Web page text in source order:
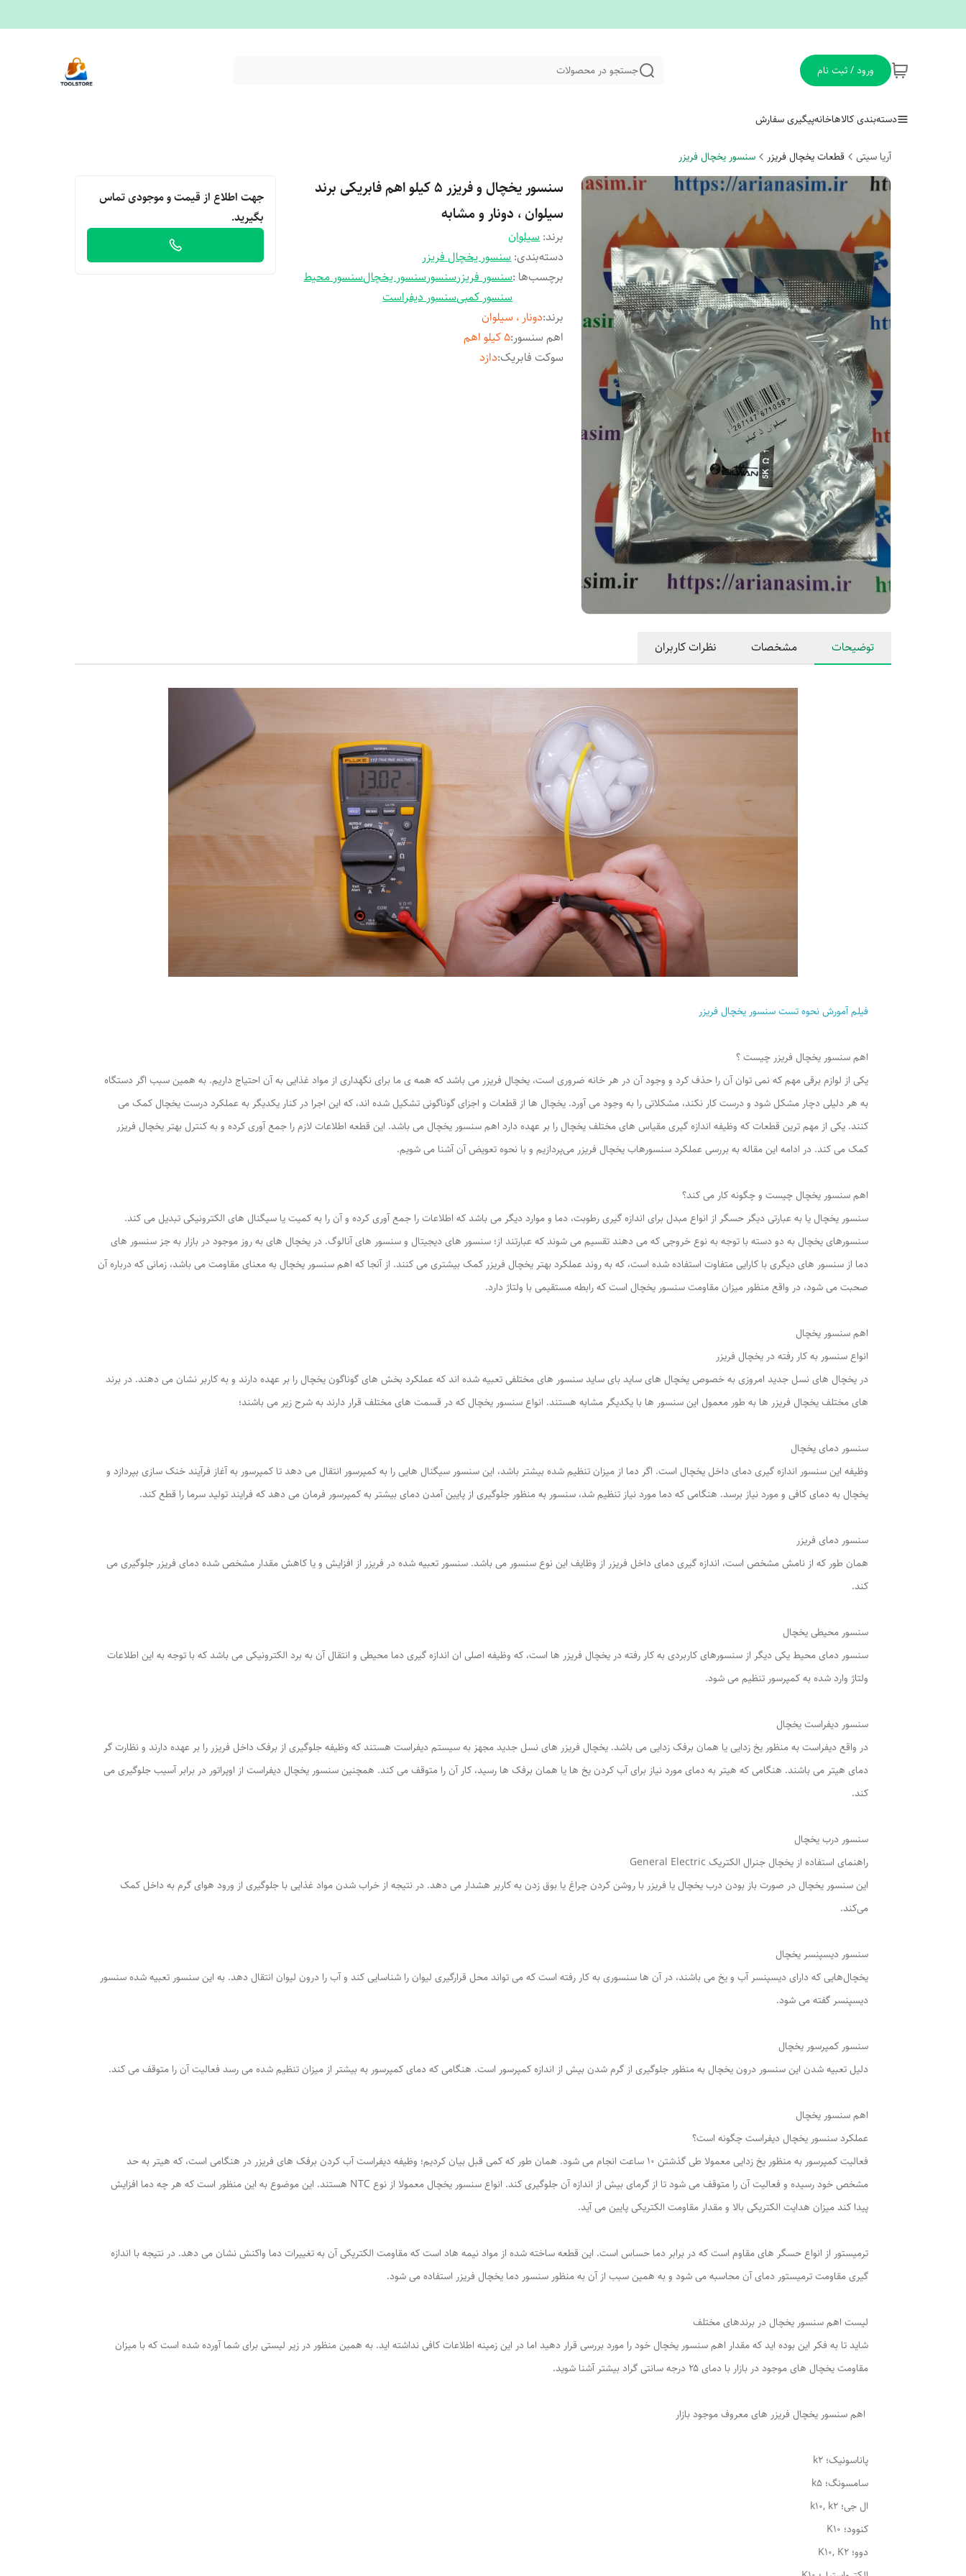
ورود / ثبت نام جستجو در محصولات
دسته‌بندی کالاهاخانهپیگیری سفارش
آریا سیتی قطعات یخچال فریزر سنسور یخچال فریزر
سنسور یخچال و فریزر 5 کیلو اهم فابریکی برند
سیلوان ، دونار و مشابه
برند:سیلوان
دسته‌بندی:سنسور یخچال فریزر
برچسب‌ها :سنسور فریزرسنسورسنسور یخچالسنسور محیط
سنسور کمبیسنسور دیفراست
برند:دونار ، سیلوان
اهم سنسور:5 کیلو اهم
سوکت فابریک:دازد
جهت اطلاع از قیمت و موجودی تماس
بگیرید.
توضیحات مشخصات نظرات کاربران
فیلم آمورش نحوه تست سنسور یخچال فریزر
اهم سنسور یخچال فریزر چیست ؟
یکی از لوازم برقی مهم که نمی توان آن را حذف کرد و وجود آن در هر خانه ضروری است، یخچال فریزر می باشد که همه ی ما برای نگهداری از مواد غذایی به آن احتیاج داریم. به همین سبب اگر دستگاه
به هر دلیلی دچار مشکل شود و درست کار نکند، مشکلاتی را به وجود می آورد. یخچال ها از قطعات و اجزای گوناگونی تشکیل شده اند، که این اجرا در کنار یکدیگر به عملکرد درست یخچال کمک می
کنند. یکی از مهم ترین قطعات که وظیفه اندازه گیری مقیاس های مختلف یخچال را بر عهده دارد اهم سنسور یخچال می باشد. این قطعه اطلاعات لازم را جمع آوری کرده و به کنترل بهتر یخچال فریزر
کمک می کند. در ادامه این مقاله به بررسی عملکرد سنسورهاب یخچال فریزر می‌پردازیم و با نحوه تعویض آن آشنا می شویم.
اهم سنسور یخچال چیست و چگونه کار می کند؟
سنسور یخچال یا به عبارتی دیگر حسگر از انواع مبدل برای اندازه گیری رطوبت، دما و موارد دیگر می باشد که اطلاعات را جمع آوری کرده و آن را به کمیت یا سیگنال های الکترونیکی تبدیل می کند.
سنسورهای یخچال به دو دسته با توجه به‌ نوع خروجی که می دهند تقسیم می شوند که عبارتند از؛ سنسور های دیجیتال و سنسور های آنالوگ. در یخچال های به روز موجود در بازار به جز سنسور های
دما از سنسور های دیگری با کارایی متفاوت استفاده شده است، که به روند عملکرد بهتر یخچال فریزر کمک بیشتری می کنند. از آنجا که اهم سنسور یخچال به معنای مقاومت می باشد، زمانی که درباره آن
صحبت می شود، در واقع منظور میزان مقاومت سنسور یخچال است که رابطه مستقیمی با ولتاژ دارد.
اهم سنسور یخچال
انواع سنسور به کار رفته در یخچال فریزر
در یخچال های نسل جدید امروزی به خصوص یخچال های ساید بای ساید سنسور های مختلفی تعبیه شده اند که عملکرد بخش های گوناگون یخچال را بر عهده دارند و به کاربر نشان می دهند. در برند
های مختلف یخچال فریزر ها به طور معمول این سنسور ها با یکدیگر مشابه هستند. انواع سنسور یخچال که در قسمت های مختلف قرار دارند به شرح زیر می باشند؛
سنسور دمای یخچال
وظیفه این سنسور اندازه گیری دمای داخل یخچال است. اگر دما از میزان تنظیم شده بیشتر باشد، این سنسور سیگنال هایی را به کمپرسور انتقال می دهد تا کمپرسور به آغاز فرآیند خنک سازی بپردازد و
یخچال به دمای کافی و مورد نیاز برسد. هنگامی که دما مورد نیاز تنظیم شد، سنسور به منظور جلوگیری از پایین آمدن دمای بیشتر به کمپرسور فرمان می دهد که فرایند تولید سرما را قطع کند.
سنسور دمای فریزر
همان طور که از نامش مشخص است، اندازه گیری دمای داخل فریزر از وظایف این نوع سنسور می باشد. سنسور تعبیه شده در فریزر از افزایش و یا کاهش مقدار مشخص شده دمای فریزر جلوگیری می
کند.
سنسور محیطی یخچال
سنسور دمای محیط یکی دیگر از سنسورهای کاربردی به کار رفته در یخچال فریزر ها است، که وظیفه اصلی ان اندازه گیری دما محیطی و انتقال آن به برد الکترونیکی می باشد که با توجه به این اطلاعات
ولتاژ وارد شده به کمپرسور تنظیم می شود.
سنسور دیفراست یخچال
در واقع دیفراست به منظور یخ زدایی یا همان برفک زدایی می باشد. یخچال فریزر های نسل جدید مجهز به سیستم دیفراست هستند که وظیفه جلوگیری از برفک داخل فریزر را بر عهده دارند و نظارت گر
دمای هیتر می باشند. هنگامی که هیتر به دمای مورد نیاز برای آب کردن یخ ها یا همان برفک ها رسید، کار آن را متوقف می کند. همچنین سنسور یخچال دیفراست از اوپراتور در برابر آسیب جلوگیری می
کند.
سنسور درب یخچال
راهنمای استفاده از یخچال جنرال الکتریک General Electric
این سنسور یخچال در صورت باز بودن درب یخچال یا فریزر با روشن کردن چراغ یا بوق زدن به کاربر هشدار می دهد. در نتیجه از خراب شدن مواد غذایی با جلوگیری از ورود هوای گرم به داخل کمک
می‌کند.
سنسور دیسپنسر یخچال
یخچال‌هایی که دارای دیسپنسر آب و یخ می باشند، در آن ها سنسوری به کار رفته است که می تواند محل قرارگیری لیوان را شناسایی کند و آب را درون لیوان انتقال دهد. به این سنسور تعبیه شده سنسور
دیسپنسر گفته می شود.
سنسور کمپرسور یخچال
دلیل تعبیه شدن این سنسور درون یخچال به منظور جلوگیری از گرم شدن بیش از اندازه کمپرسور است. هنگامی که دمای کمپرسور به بیشتر از میزان تنظیم شده می رسد فعالیت آن را متوقف می کند.
اهم سنسور یخچال
عملکرد سنسور یخچال دیفراست چگونه است؟
فعالیت کمپرسور به منظور یخ زدایی معمولا طی گذشتن ۱۰ ساعت انجام می شود. همان طور که کمی قبل بیان کردیم؛ وظیفه دیفراست آب کردن برفک های فریزر در هنگامی است، که هیتر به حد
مشخص خود رسیده و فعالیت آن را متوقف می شود تا از گرمای بیش از اندازه آن جلوگیری کند. انواع سنسور یخچال معمولا از نوع NTC هستند. این موضوع به این منظور است که هر چه دما افزایش
پیدا کند میزان هدایت الکتریکی بالا و مقدار مقاومت الکتریکی پایین می آید.
ترمیستور از انواع حسگر های مقاوم است که در برابر دما حساس است. این قطعه ساخته شده از مواد نیمه هاد است که مقاومت الکتریکی آن به تغییرات دما واکنش نشان می دهد. در نتیجه با اندازه
گیری مقاومت ترمیستور دمای آن محاسبه می شود و به همین سبب از آن به منظور سنسور دما یخچال فریزر استفاده می شود.
لیست اهم سنسور یخچال در برندهای مختلف
شاید تا به فکر این بوده اید که مقدار اهم سنسور یخچال خود را مورد بررسی قرار دهید اما در این زمینه اطلاعات کافی نداشته اید. به همین منظور در زیر لیستی برای شما آورده شده است که با میزان
مقاومت یخچال های موجود در بازار با دمای ۲۵ درجه سانتی گراد بیشتر آشنا شوید.
اهم سنسور یخچال فریزر های معروف موجود بازار
پاناسونیک؛ k2
سامسونگ؛ k5
ال جی؛ k10, k2
کنوود؛ K10
دوو؛ K10, K2